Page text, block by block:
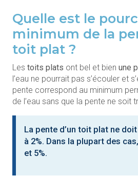
Quelle est le
minimum de la
toit plat ?
Les toits plats ont bel et bien une
l’eau ne pourrait pas s’écouler et
pente correspond au minimum
de l’eau sans que la pente ne soit
La pente d’un toit plat ne
à 2%. Dans la plupart des
et 5%.